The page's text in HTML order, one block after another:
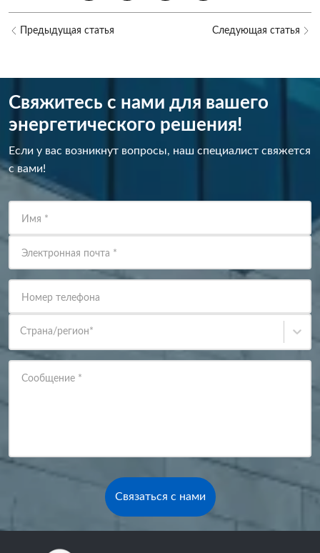
Предыдущая статья Следующая статья
Свяжитесь с нами для вашего
энергетического решения!
Если у вас возникнут вопросы, наш специалист свяжется
с вами!
Имя *
Электронная почта *
Номер телефона
Страна/регион*
Сообщение *
Связаться с нами